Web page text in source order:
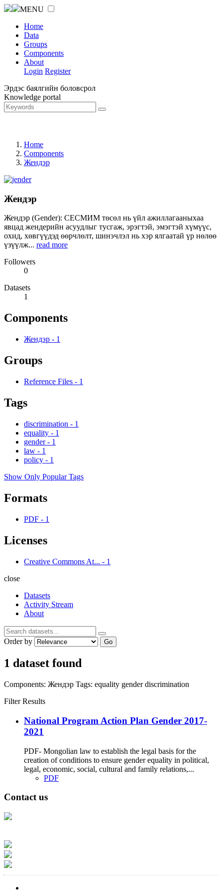
MENU
Home
Data
Groups
Components
About
Login Register
Эрдэс баялгийн боловсрол
Knowledge portal
Home
Components
Жендэр
Жендэр
Жендэр (Gender): СЕСМИМ төсөл нь үйл ажиллагааныхаа
явцад жендерийн асуудлыг тусгаж, эрэгтэй, эмэгтэй хүмүүс,
охид, хөвгүүдэд өөрчлөлт, шинэчлэл нь хэр ялгаатай үр нөлөө
үзүүлж... read more
Followers
0
Datasets
1
Components
Жендэр - 1
Groups
Reference Files - 1
Tags
discrimination - 1
equality - 1
gender - 1
law - 1
policy - 1
Show Only Popular Tags
Formats
PDF - 1
Licenses
Creative Commons At... - 1
close
Datasets
Activity Stream
About
Order by Go
1 dataset found
Components: Жендэр Tags: equality genderdiscrimination
Filter Results
National Program Action Plan Gender 2017-
2021
PDF- Mongolian law to establish the legal basis for the
creation of conditions to ensure gender equality in political,
legal, economic, social, cultural and family relations,...
PDF
Contact us